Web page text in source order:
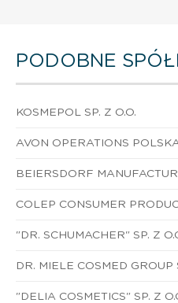
PODOBNE
KOSMEPOL SP. Z O.O.
AVON OPERATIONS
BEIERSDORF
COLEP CONSUMER
"DR. SCHUMACHER" SP. Z
DR. MIELE COSMED GROUP
"DELIA COSMETICS" SP. Z